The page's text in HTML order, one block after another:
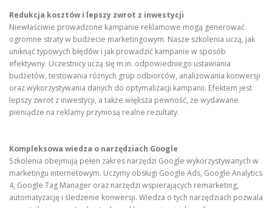
Redukcja kosztów i lepszy zwrot z inwestycji
Niewłaściwie prowadzone kampanie reklamowe mogą generować
ogromne straty w budżecie marketingowym. Nasze szkolenia uczą, jak
uniknąć typowych błędów i jak prowadzić kampanie w sposób
efektywny. Uczestnicy uczą się m.in. odpowiedniego ustawiania
budżetów, testowania różnych grup odbiorców, analizowania konwersji
oraz wykorzystywania danych do optymalizacji kampanii. Efektem jest
lepszy zwrot z inwestycji, a także większa pewność, że wydawane
pieniądze na reklamy przyniosą realne rezultaty.
Kompleksowa wiedza o narzędziach Google
Szkolenia obejmują pełen zakres narzędzi Google wykorzystywanych w
marketingu internetowym. Uczymy obsługi Google Ads, Google Analytics
4, Google Tag Manager oraz narzędzi wspierających remarketing,
automatyzację i śledzenie konwersji. Wiedza o tych narzędziach pozwala